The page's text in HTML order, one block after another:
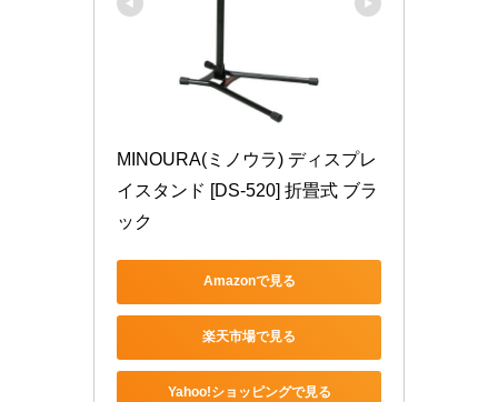
MINOURA(ミノウラ) ディスプレ
イスタンド [DS-520] 折畳式 ブラ
ック
Amazonで見る
楽天市場で見る
Yahoo!ショッピングで見る